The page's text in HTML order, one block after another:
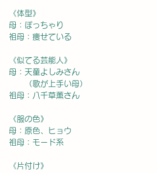
《体型》
母：ぽっちゃり
祖母：痩せている
《似てる芸能人》
母：天童よしみさん
（歌が上手い母）
祖母：八千草薫さん
《服の色》
母：原色、ヒョウ
祖母：モード系
《片付け》